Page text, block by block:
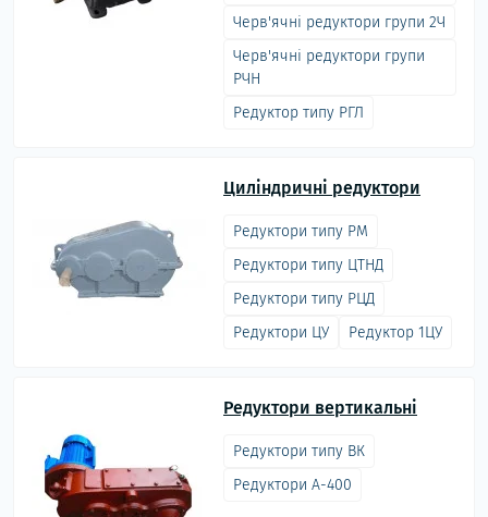
Черв'ячні редуктори групи 2Ч
Черв'ячні редуктори групи
РЧН
Редуктор типу РГЛ
Циліндричні редуктори
Редуктори типу РМ
Редуктори типу ЦТНД
Редуктори типу РЦД
Редуктори ЦУ
Редуктор 1ЦУ
Редуктори вертикальні
Редуктори типу ВК
Редуктори А-400